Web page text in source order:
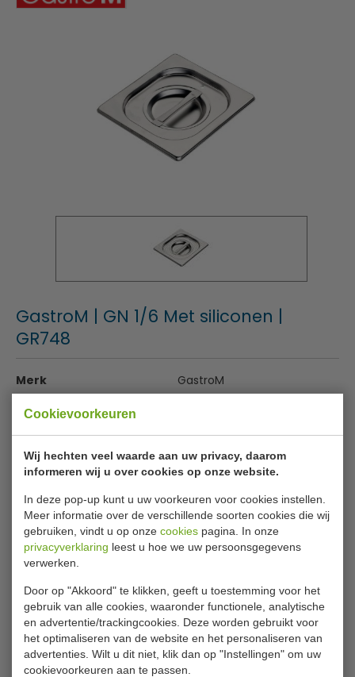
Cookievoorkeuren
Wij hechten veel waarde aan uw privacy, daarom
informeren wij u over cookies op onze website.
In deze pop-up kunt u uw voorkeuren voor cookies instellen.
Meer informatie over de verschillende soorten cookies die wij
gebruiken, vindt u op onze cookies pagina. In onze
privacyverklaring leest u hoe we uw persoonsgegevens
verwerken.
Door op "Akkoord" te klikken, geeft u toestemming voor het
gebruik van alle cookies, waaronder functionele, analytische
en advertentie/trackingcookies. Deze worden gebruikt voor
het optimaliseren van de website en het personaliseren van
advertenties. Wilt u dit niet, klik dan op "Instellingen" om uw
cookievoorkeuren aan te passen.
GastroM | GN 1/6 Met siliconen |
GR748
Merk
GastroM
Artikelnummer
Garantie
1 jaar
Levertijd
Op voorraad (1 - 2
werkdagen)
Verstevigde randen
€ 34,00excl. btw
€ 41,14 incl. btw
In winkelwagentje